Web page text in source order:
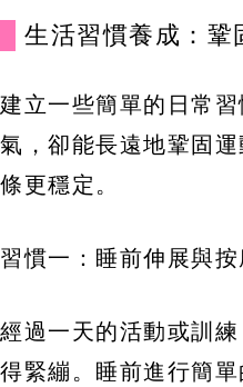
生活習慣養成：鞏
建立一些簡單的日常
氣，卻能長遠地鞏固
條更穩定。
習慣一：睡前伸展與
經過一天的活動或訓
得緊繃。睡前進行簡